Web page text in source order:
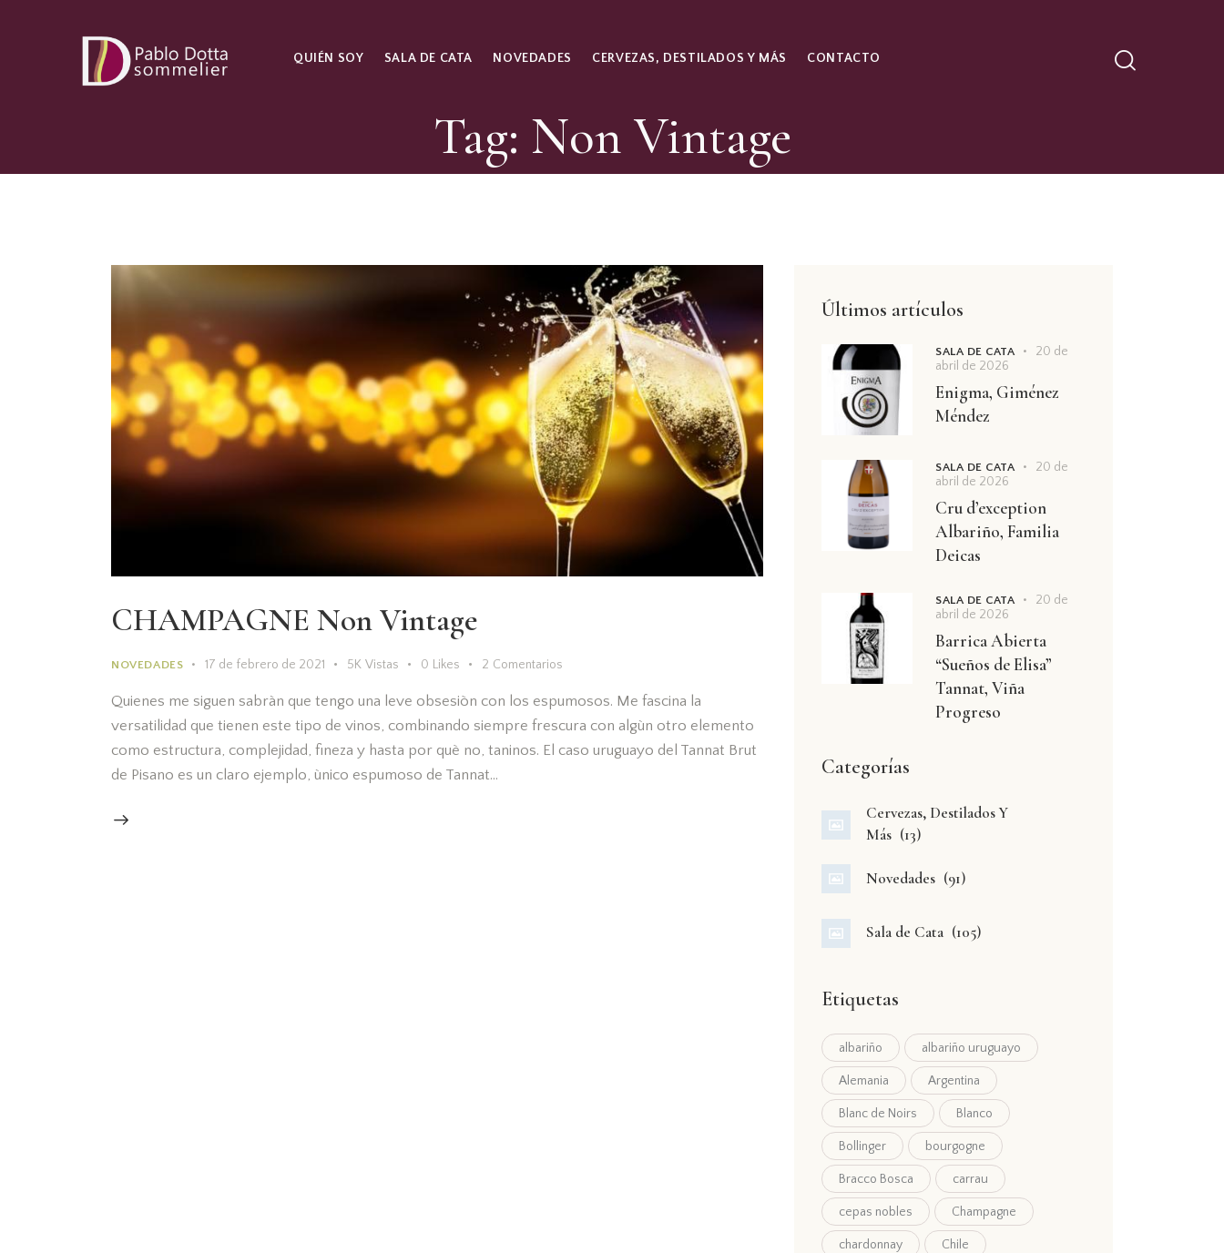
QUIÉN SOY SALA DE CATA NOVEDADES CERVEZAS, DESTILADOS Y MÁS CONTACTO
Tag: Non Vintage
CHAMPAGNE Non Vintage
NOVEDADES 17 de febrero de 2021 5K Vistas 0 Likes 2 Comentarios
Quienes me siguen sabràn que tengo una leve obsesiòn con los espumosos. Me fascina la
versatilidad que tienen este tipo de vinos, combinando siempre frescura con algùn otro elemento
como estructura, complejidad, fineza y hasta por què no, taninos. El caso uruguayo del Tannat Brut
de Pisano es un claro ejemplo, ùnico espumoso de Tannat…
Últimos artículos
SALA DE CATA
20 de
abril de 2026
Enigma, Giménez
Méndez
SALA DE CATA
20 de
abril de 2026
Cru d’exception
Albariño, Familia
Deicas
SALA DE CATA
20 de
abril de 2026
Barrica Abierta
“Sueños de Elisa”
Tannat, Viña
Progreso
Categorías
Cervezas, Destilados Y
Más (13)
Novedades (91)
Sala de Cata (105)
Etiquetas
albariño albariño uruguayo
Alemania Argentina
Blanc de Noirs Blanco
Bollinger bourgogne
Bracco Bosca carrau
cepas nobles Champagne
chardonnay Chile